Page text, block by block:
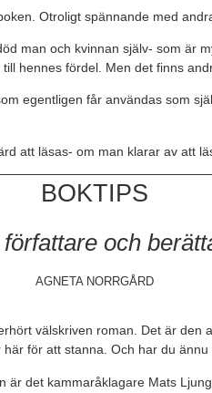
Otroligt spännande med
man och kvinnan själv- som är
hennes fördel. Men det finns
egentligen får användas som
att läsas- om man klarar av att
BOKTIPS
och
AGNETA NORRGÅRD
välskriven roman. Det är
för att stanna. Och har du
det kammaråklagare Mats